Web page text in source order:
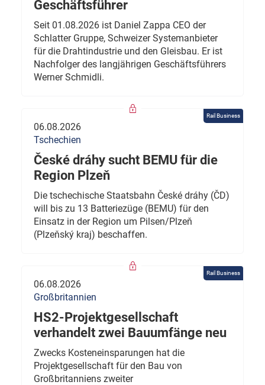
Geschäftsführer
Seit 01.08.2026 ist Daniel Zappa CEO der
Schlatter Gruppe, Schweizer Systemanbieter
für die Drahtindustrie und den Gleisbau. Er ist
Nachfolger des langjährigen Geschäftsführers
Werner Schmidli.
Rail Business
06.08.2026
Tschechien
České dráhy sucht BEMU für die
Region Plzeň
Die tschechische Staatsbahn České dráhy (ČD)
will bis zu 13 Batteriezüge (BEMU) für den
Einsatz in der Region um Pilsen/Plzeň
(Plzeňský kraj) beschaffen.
Rail Business
06.08.2026
Großbritannien
HS2-Projektgesellschaft
verhandelt zwei Bauumfänge neu
Zwecks Kosteneinsparungen hat die
Projektgesellschaft für den Bau von
Großbritanniens zweiter